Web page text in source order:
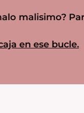
malisimo?
en ese bucle.